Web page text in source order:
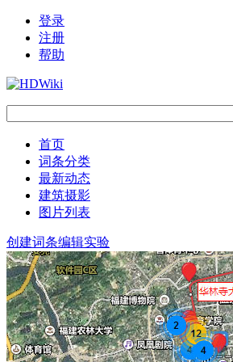
登录
注册
帮助
首页
词条分类
最新动态
建筑摄影
图片列表
创建词条编辑实验